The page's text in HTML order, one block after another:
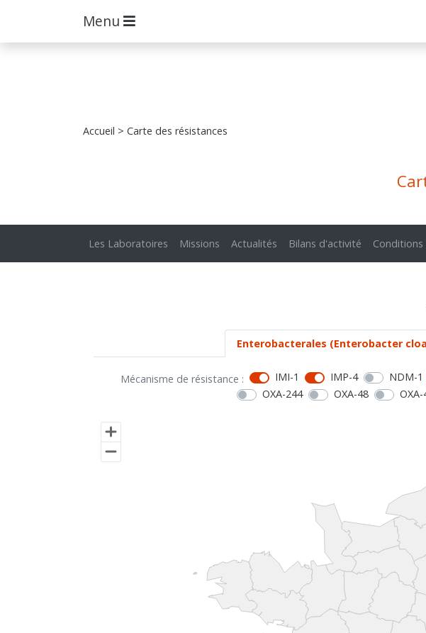
Menu
Accueil > Carte des résistances
Les Laboratoires Missions Actualités Bilans d'activité Conditions
Enterobacterales (Enterobacter
Mécanisme de résistance : IMI-1 IMP-4 NDM-1
OXA-244
OXA-48